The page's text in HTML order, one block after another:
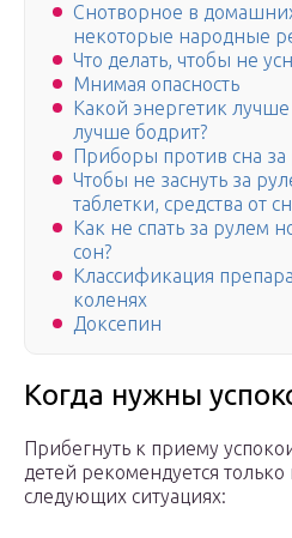
Снотворное в
некоторые народные
Что делать, чтобы не
Мнимая опасность
Какой энергетик
лучше бодрит?
Приборы против сна за
Чтобы не заснуть за
таблетки, средства от
Как не спать за рулем
сон?
Классификация
коленях
Доксепин
Когда нужны
Прибегнуть к приему
детей рекомендуется
следующих ситуациях: